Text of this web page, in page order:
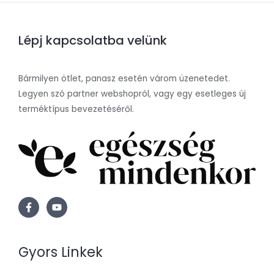
Lépj kapcsolatba velünk
Bármilyen ötlet, panasz esetén várom üzenetedet.
Legyen szó partner webshopról, vagy egy esetleges új
terméktípus bevezetéséről.
Gyors Linkek